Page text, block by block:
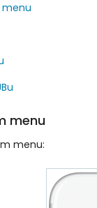
menu
menu
menu: